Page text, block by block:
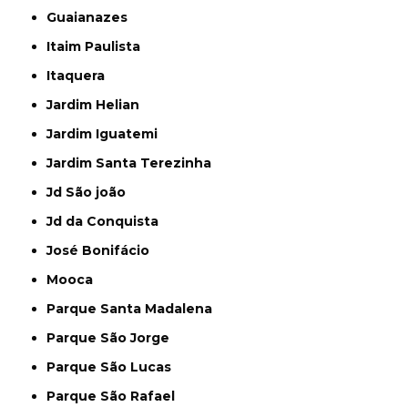
Guaianazes
Itaim Paulista
Itaquera
Jardim Helian
Jardim Iguatemi
Jardim Santa Terezinha
Jd São joão
Jd da Conquista
José Bonifácio
Mooca
Parque Santa Madalena
Parque São Jorge
Parque São Lucas
Parque São Rafael